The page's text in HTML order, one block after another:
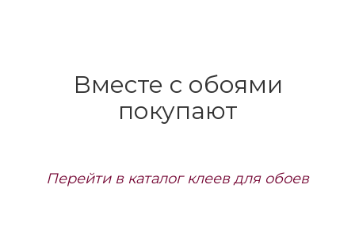
Вместе с обоями
покупают
Перейти в каталог клеев для обоев